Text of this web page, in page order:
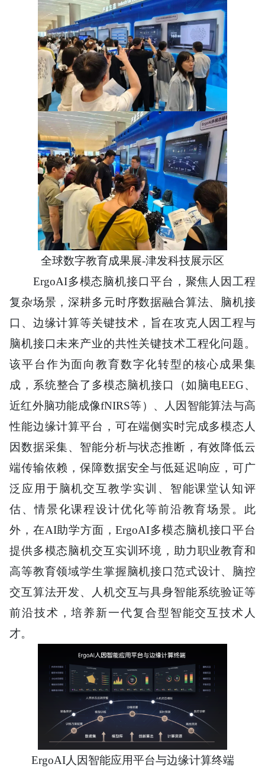
全球数字教育成果展-津发科技展示区
ErgoAI多模态脑机接口平台，聚焦人因工程
复杂场景，深耕多元时序数据融合算法、脑机接
口、边缘计算等关键技术，旨在攻克人因工程与
脑机接口未来产业的共性关键技术工程化问题。
该平台作为面向教育数字化转型的核心成果集
成，系统整合了多模态脑机接口（如脑电EEG、
近红外脑功能成像fNIRS等）、人因智能算法与高
性能边缘计算平台，可在端侧实时完成多模态人
因数据采集、智能分析与状态推断，有效降低云
端传输依赖，保障数据安全与低延迟响应，可广
泛应用于脑机交互教学实训、智能课堂认知评
估、情景化课程设计优化等前沿教育场景。此
外，在AI助学方面，ErgoAI多模态脑机接口平台
提供多模态脑机交互实训环境，助力职业教育和
高等教育领域学生掌握脑机接口范式设计、脑控
交互算法开发、人机交互与具身智能系统验证等
前沿技术，培养新一代复合型智能交互技术人
才。
ErgoAI人因智能应用平台与边缘计算终端